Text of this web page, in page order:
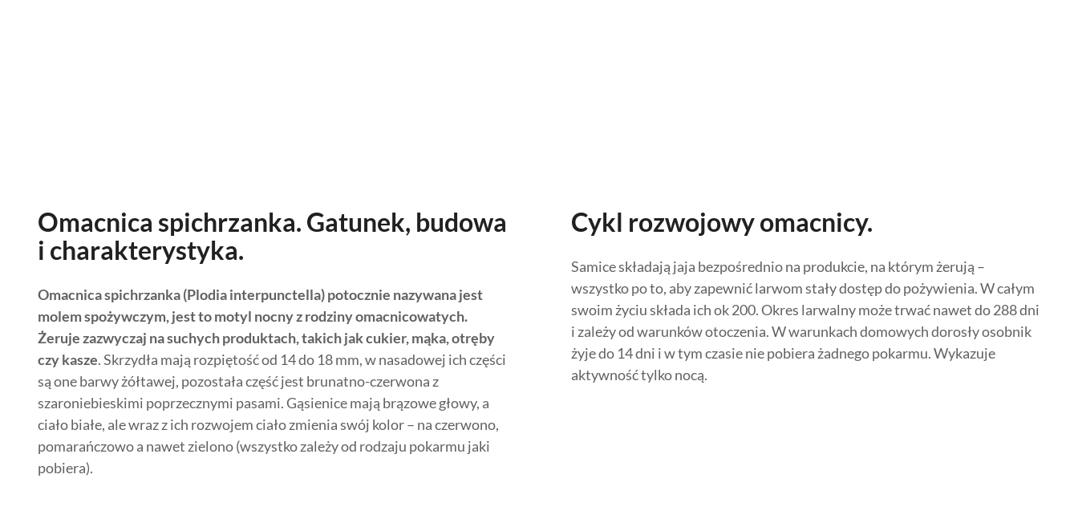
Omacnica spichrzanka. Gatunek, budowa
i charakterystyka.
Omacnica spichrzanka (Plodia interpunctella) potocznie nazywana jest
molem spożywczym, jest to motyl nocny z rodziny omacnicowatych.
Żeruje zazwyczaj na suchych produktach, takich jak cukier, mąka, otręby
czy kasze. Skrzydła mają rozpiętość od 14 do 18 mm, w nasadowej ich części
są one barwy żółtawej, pozostała część jest brunatno-czerwona z
szaroniebieskimi poprzecznymi pasami. Gąsienice mają brązowe głowy, a
ciało białe, ale wraz z ich rozwojem ciało zmienia swój kolor – na czerwono,
pomarańczowo a nawet zielono (wszystko zależy od rodzaju pokarmu jaki
pobiera).
Cykl rozwojowy omacnicy.
Samice składają jaja bezpośrednio na produkcie, na którym żerują –
wszystko po to, aby zapewnić larwom stały dostęp do pożywienia. W całym
swoim życiu składa ich ok 200. Okres larwalny może trwać nawet do 288 dni
i zależy od warunków otoczenia. W warunkach domowych dorosły osobnik
żyje do 14 dni i w tym czasie nie pobiera żadnego pokarmu. Wykazuje
aktywność tylko nocą.